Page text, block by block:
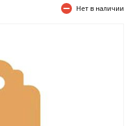
Нет в наличии